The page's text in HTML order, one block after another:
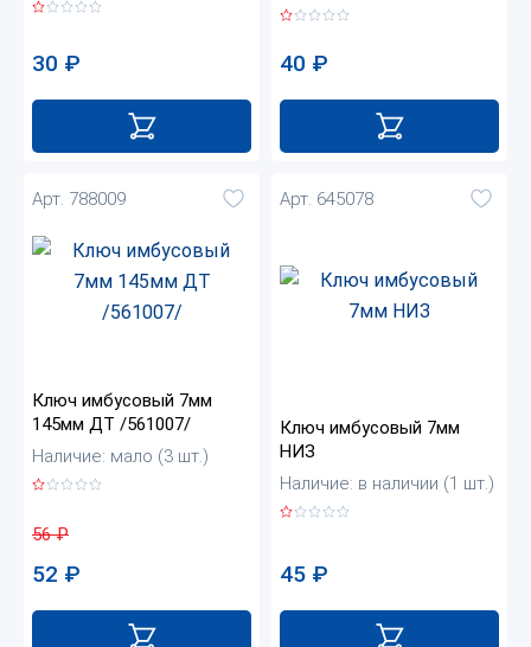
30 ₽ 40 ₽
Арт. 788009
Ключ имбусовый 7мм
145мм ДТ /561007/
Наличие: мало (3 шт.)
56₽
52 ₽
Арт. 645078
Ключ имбусовый 7мм
НИЗ
Наличие: в наличии (1 шт.)
45 ₽